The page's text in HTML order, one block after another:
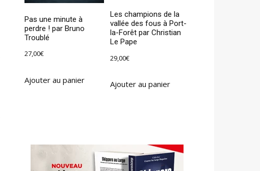
Pas une minute à
perdre ! par Bruno
Troublé
27,00€
Ajouter au panier
Les champions de la
vallée des fous à Port-
la-Forêt par Christian
Le Pape
29,00€
Ajouter au panier